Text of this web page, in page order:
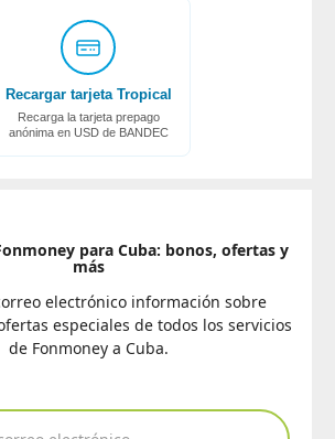
Recargar tarjeta Tropical
Recarga la tarjeta prepago
anónima en USD de BANDEC
para Cuba: bonos, ofertas y
más
electrónico información sobre
especiales de todos los servicios
de Fonmoney a Cuba.